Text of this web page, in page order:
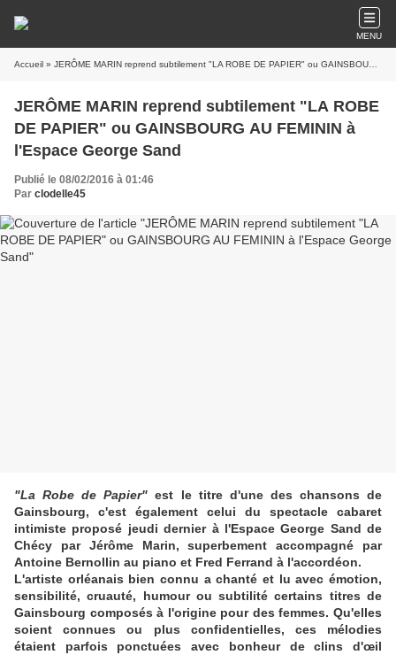
MENU
Accueil » JERÔME MARIN reprend subtilement "LA ROBE DE PAPIER" ou GAINSBOURG AU FEMININ à l'Espace George Sand
JERÔME MARIN reprend subtilement "LA ROBE
DE PAPIER" ou GAINSBOURG AU FEMININ à
l'Espace George Sand
Publié le 08/02/2016 à 01:46
Par clodelle45
"La Robe de Papier" est le titre d'une des chansons de
Gainsbourg, c'est également celui du spectacle cabaret
intimiste proposé jeudi dernier à l'Espace George Sand de
Chécy par Jérôme Marin, superbement accompagné par
Antoine Bernollin au piano et Fred Ferrand à l'accordéon.
L'artiste orléanais bien connu a chanté et lu avec émotion,
sensibilité, cruauté, humour ou subtilité certains titres de
Gainsbourg composés à l'origine pour des femmes. Qu'elles
soient connues ou plus confidentielles, ces mélodies
étaient parfois ponctuées avec bonheur de clins d'œil